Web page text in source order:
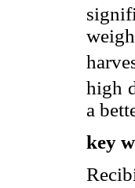
high
a
key